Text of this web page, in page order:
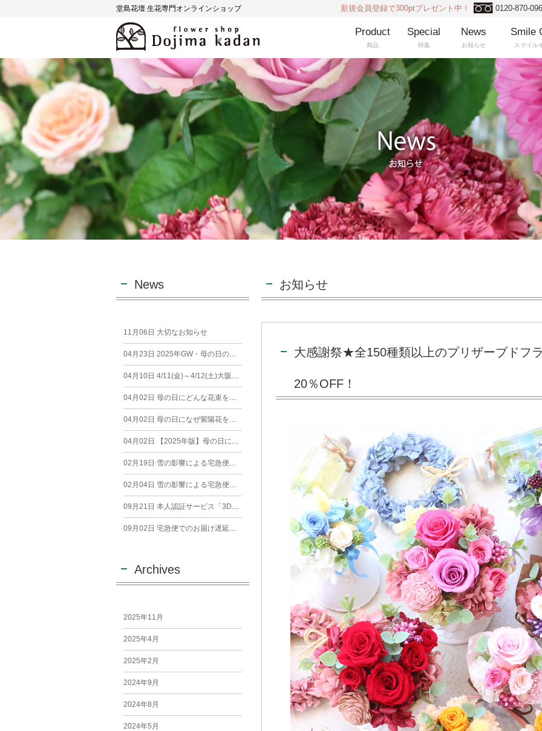
堂島花壇 生花専門オンラインショップ 新規会員登録で300ptプレゼント中！ 0120-870-096
Product
商品
Special
特集
News
お知らせ
Smile
スマイル
お知らせ
大感謝祭★全150種類以上のプリザーブドフ
20％OFF！
News
11月06日 大切なお知らせ
04月23日 2025年GW・母の日の営業について【堂島店・新町店】
04月10日 4/11(金)～4/12(土)大阪市内へのお届けについて
04月02日 母の日にどんな花束を贈るのがおすすめ？
04月02日 母の日になぜ紫陽花を贈るのか？花言葉とおすすめの品種を紹介
04月02日 【2025年版】母の日に妻へ贈るプレゼントランキング！おすすめギフト10選
02月19日 雪の影響による宅急便でのお荷物のお届けについて（2/19）
02月04日 雪の影響による宅急便でのお荷物のお届けについて（2/4）
09月21日 本人認証サービス「3Dセキュア2.0」導入に伴うメンテナンスのお知らせ
09月02日 宅急便でのお届け遅延について
Archives
2025年11月
2025年4月
2025年2月
2024年9月
2024年8月
2024年5月